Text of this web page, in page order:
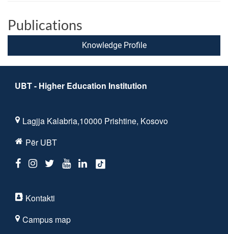
Publications
Knowledge Profile
UBT - Higher Education Institution
Lagjja Kalabria,10000 Prishtine, Kosovo
Për UBT
Kontakti
Campus map